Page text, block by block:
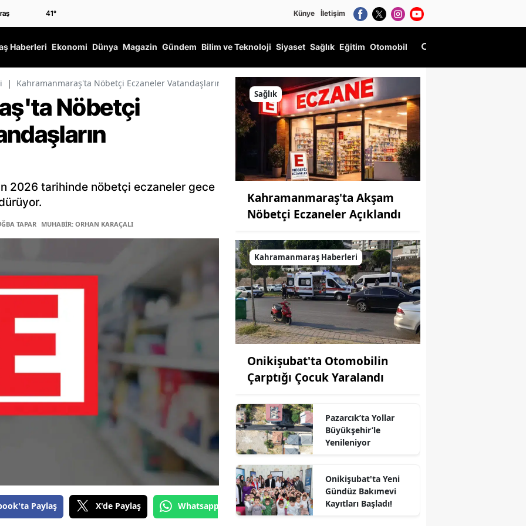
41° Künye İletişim
Haberleri Ekonomi Dünya Magazin Gündem Bilim ve Teknoloji Siyaset Sağlık Eğitim Otomobil
| Kahramanmaraş'ta Nöbetçi Eczaneler Vatandaşların Hizmetinde
Nöbetçi
2026 tarihinde nöbetçi eczaneler gece
TAPAR MUHABİR: ORHAN KARAÇALI
Paylaş X'de Paylaş Whatsapp'tan Gönder
Sağlık
Kahramanmaraş'ta Akşam
Nöbetçi Eczaneler Açıklandı
Kahramanmaraş Haberleri
Onikişubat'ta Otomobilin
Çarptığı Çocuk Yaralandı
Pazarcık’ta Yollar
Büyükşehir’le
Yenileniyor
Onikişubat'ta Yeni
Gündüz Bakımevi
Kayıtları Başladı!